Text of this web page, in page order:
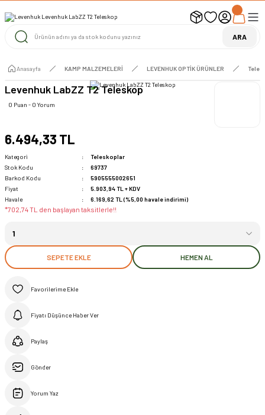
UYARI ! KARGOLAR 13 TEMMUZ 2026 YAPILACAK
1000 TL ve Üzeri Ücretsiz Kargo 1000 TL ve Üzeri Ücretsiz Kargo ARA
Anasayfa KAMP MALZEMELERİ LEVENHUK OPTİK ÜRÜNLER
Levenhuk LabZZ T2 Teleskop
0 Puan - 0 Yorum
6.494,33 TL
Kategori
Teleskoplar
Stok Kodu
69737
Barkod Kodu
5905555002651
Fiyat
5.903,94 TL + KDV
Havale
6.169,62 TL (%5,00 havale indirimi)
*702,74 TL den başlayan taksitlerle!!
SEPETE EKLE HEMEN AL
Fiyatı Düşünce Haber Ver
Paylaş
Gönder
Yorum Yaz